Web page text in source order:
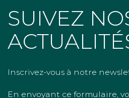
SUIVEZ
Inscrivez-vous à notre
En envoyant ce formulaire,